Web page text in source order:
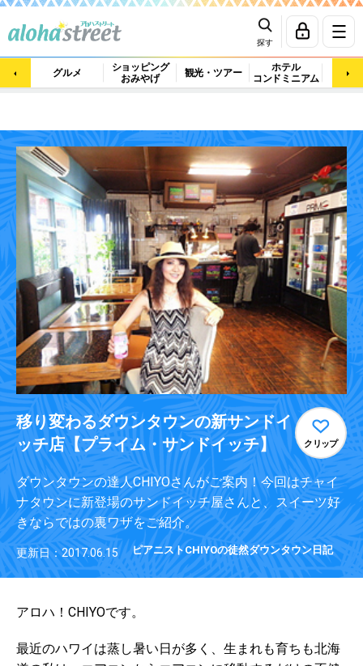
探す
グルメ
ショッピング
おみやげ
観光・ツアー
ホテル
コンドミニアム
マッ
移り変わるダウンタウンの新サンドイ
ッチ店【プライム・サンドイッチ】
クリップ
ダウンタウンの達人CHIYOさんがご案内！今回はチャイ
ナタウンに新登場のサンドイッチ屋さんと、スイーツ好
きならではの裏ワザをご紹介。
更新日：2017.06.15 ピアニストCHIYOの徒然ダウンタウン日記
アロハ！CHIYOです。
最近のハワイは蒸し暑い日が多く、生まれも育ちも北海